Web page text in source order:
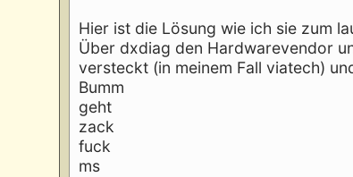
Hier ist die Lösung wie ich sie zum
Über dxdiag den Hardwarevendor
versteckt (in meinem Fall viatech)
Bumm
geht
zack
fuck
ms